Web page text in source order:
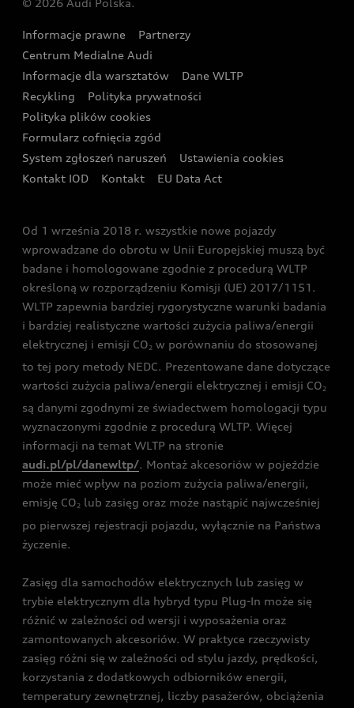
Wyszukaj najbliższego Partnera Audi
Oferta dla przedsiębiorców
Oferta dla klientów prywatnych
Kalkulator rat
Ubezpieczenie
Audi exclusive
Zasięg
Gwarancja
Akcje serwisowe Audi
Katalog online akcesoriów
Audi i Muzeum Sztuki Nowoczesnej w Warszawie
Audi driving experience
Audi quattro Cup
Audi i Puchar Świata w Skokach Narciarskich w
Zakopanem
© 2026 Audi Polska.
Informacje prawne
Partnerzy
Centrum Medialne Audi
Informacje dla warsztatów
Dane WLTP
Recykling
Polityka prywatności
Polityka plików cookies
Formularz cofnięcia zgód
System zgłoszeń naruszeń
Ustawienia cookies
Kontakt IOD
Kontakt EU Data Act
Od 1 września 2018 r. wszystkie nowe pojazdy
wprowadzane do obrotu w Unii Europejskiej muszą być
badane i homologowane zgodnie z procedurą WLTP
określoną w rozporządzeniu Komisji (UE) 2017/1151.
WLTP zapewnia bardziej rygorystyczne warunki badania
i bardziej realistyczne wartości zużycia paliwa/energii
elektrycznej i emisji CO2 w porównaniu do stosowanej
to tej pory metody NEDC. Prezentowane dane dotyczące
wartości zużycia paliwa/energii elektrycznej i emisji CO2
są danymi zgodnymi ze świadectwem homologacji typu
wyznaczonymi zgodnie z procedurą WLTP. Więcej
informacji na temat WLTP na stronie
audi.pl/pl/danewltp/. Montaż akcesoriów w pojeździe
może mieć wpływ na poziom zużycia paliwa/energii,
emisję CO2 lub zasięg oraz może nastąpić najwcześniej
po pierwszej rejestracji pojazdu, wyłącznie na Państwa
życzenie.
Zasięg dla samochodów elektrycznych lub zasięg w
trybie elektrycznym dla hybryd typu Plug-In może się
różnić w zależności od wersji i wyposażenia oraz
zamontowanych akcesoriów. W praktyce rzeczywisty
zasięg różni się w zależności od stylu jazdy, prędkości,
korzystania z dodatkowych odbiorników energii,
temperatury zewnętrznej, liczby pasażerów, obciążenia